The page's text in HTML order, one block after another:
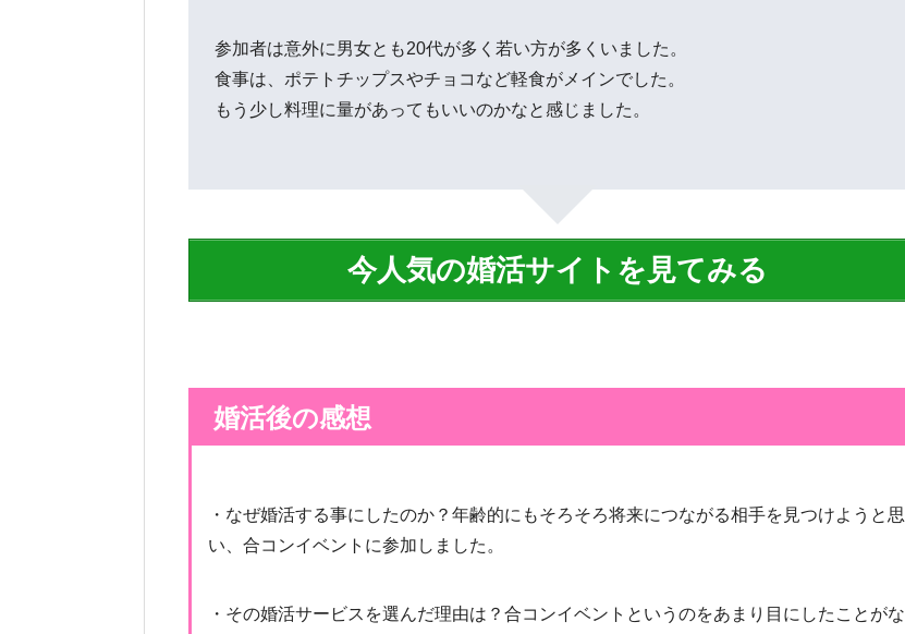
参加者は意外に男女とも20代が多く若い方が多くいました。
食事は、ポテトチップスやチョコなど軽食がメインでした。
もう少し料理に量があってもいいのかなと感じました。
今人気の婚活サイトを見てみる
婚活後の感想
・なぜ婚活する事にしたのか？年齢的にもそろそろ将来につながる相手を見つけようと思
い、合コンイベントに参加しました。
・その婚活サービスを選んだ理由は？合コンイベントというのをあまり目にしたことがな